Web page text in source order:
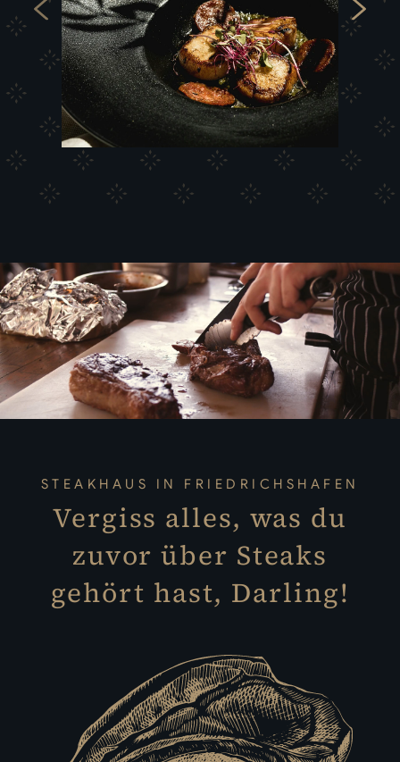
STEAKHAUS IN FRIEDRICHSHAFEN
Vergiss alles, was du
zuvor über Steaks
gehört hast, Darling!